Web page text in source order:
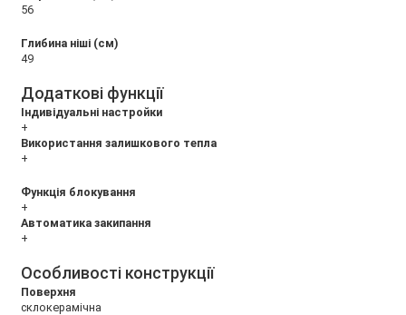
56
Глибина ніші (см)
49
Додаткові функції
Індивідуальні настройки
+
Використання залишкового тепла
+
Функція блокування
+
Автоматика закипання
+
Особливості конструкції
Поверхня
склокерамічна